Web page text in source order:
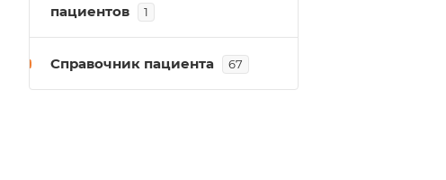
пациентов
1
Справочник пациента 67